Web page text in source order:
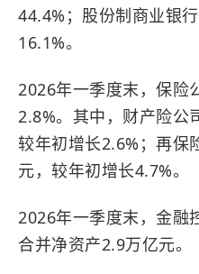
44.4%；股份制商业银
16.1%。
2026年一季度末，保险
2.8%。其中，财产险公
较年初增长2.6%；再保
元，较年初增长4.7%。
2026年一季度末，金融
合并净资产2.9万亿元。